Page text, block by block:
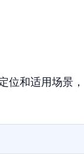
位和适用场景，